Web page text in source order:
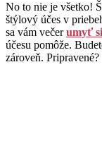
No to nie je všetko!
štýlový účes v
sa vám večerumyť
účesu pomôže.
zároveň. Pripravené?